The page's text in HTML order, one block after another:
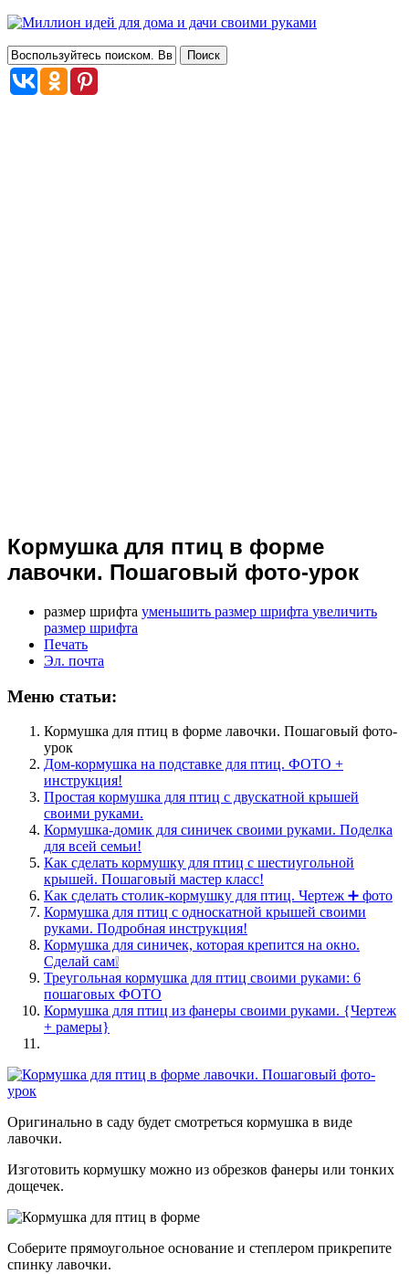
Кормушка для птиц в форме
лавочки. Пошаговый фото-урок
размер шрифта уменьшить размер шрифта увеличить
размер шрифта
Печать
Эл. почта
Меню статьи:
Кормушка для птиц в форме лавочки. Пошаговый фото-
урок
Дом-кормушка на подставке для птиц. ФОТО +
инструкция!
Простая кормушка для птиц с двускатной крышей
своими руками.
Кормушка-домик для синичек своими руками. Поделка
для всей семьи!
Как сделать кормушку для птиц с шестиугольной
крышей. Пошаговый мастер класс!
Как сделать столик-кормушку для птиц. Чертеж ➕ фото
Кормушка для птиц с односкатной крышей своими
руками. Подробная инструкция!
Кормушка для синичек, которая крепится на окно.
Сделай сам❕
Треугольная кормушка для птиц своими руками: 6
пошаговых ФОТО
Кормушка для птиц из фанеры своими руками. {Чертеж
+ рамеры}
Оригинально в саду будет смотреться кормушка в виде
лавочки.
Изготовить кормушку можно из обрезков фанеры или тонких
дощечек.
Соберите прямоугольное основание и степлером прикрепите
спинку лавочки.